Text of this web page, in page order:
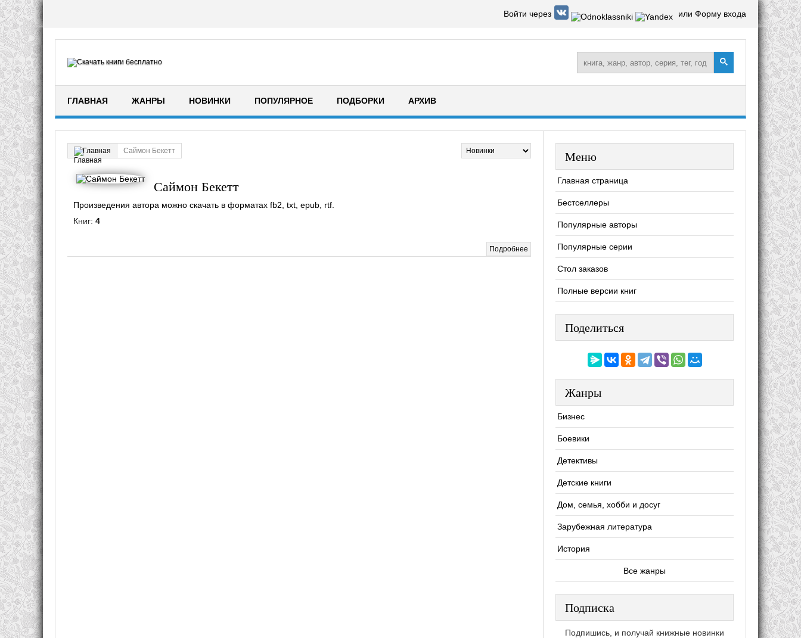
Войти через или Форму входа
ГЛАВНАЯ ЖАНРЫ НОВИНКИ ПОПУЛЯРНОЕ ПОДБОРКИ АРХИВ
Главная Саймон Бекетт
Саймон Бекетт
Произведения автора можно скачать в форматах fb2, txt, epub, rtf.
Книг: 4
Подробнее
Меню
Главная страница
Бестселлеры
Популярные авторы
Популярные серии
Стол заказов
Полные версии книг
Поделиться
Жанры
Бизнес
Боевики
Детективы
Детские книги
Дом, семья, хобби и досуг
Зарубежная литература
История
Все жанры
Подписка
Подпишись, и получай книжные новинки